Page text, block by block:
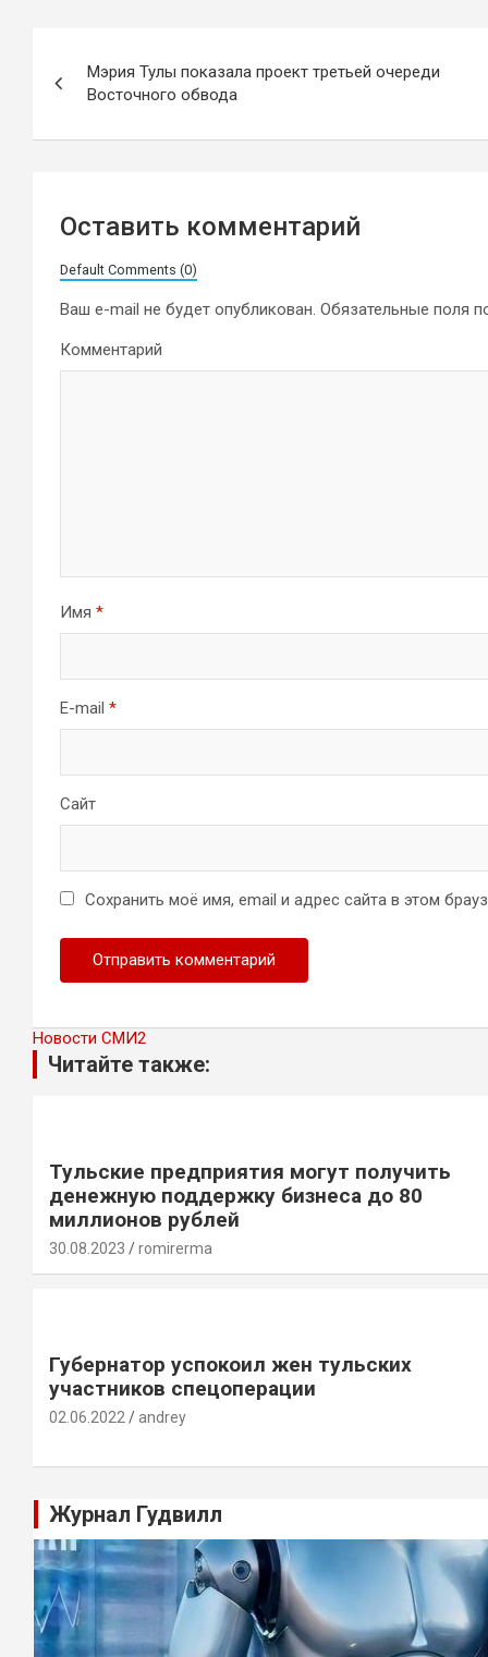
по
записям
Мэрия Тулы показала проект третьей очереди
Восточного обвода
Оставить комментарий
Default Comments (0)
Ваш e-mail не будет опубликован. Обязательные поля
Комментарий
Имя *
E-mail *
Сайт
Сохранить моё имя, email и адрес сайта в этом
Новости СМИ2
Читайте также:
Тульские предприятия могут получить
денежную поддержку бизнеса до 80
миллионов рублей
30.08.2023 romirerma
Губернатор успокоил жен тульских
участников спецоперации
02.06.2022 andrey
Журнал Гудвилл